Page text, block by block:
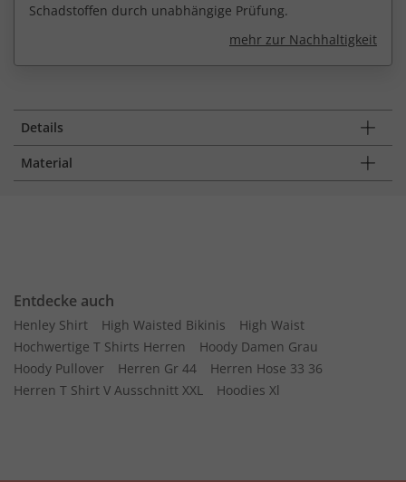
Schadstoffen durch unabhängige Prüfung.
mehr zur Nachhaltigkeit
Details
Material
Entdecke auch
Henley Shirt High Waisted Bikinis
High Waist
Hochwertige T Shirts Herren
Hoody Damen Grau
Hoody Pullover
Herren Gr 44
Herren Hose 33 36
Herren T Shirt V Ausschnitt XXL
Hoodies Xl